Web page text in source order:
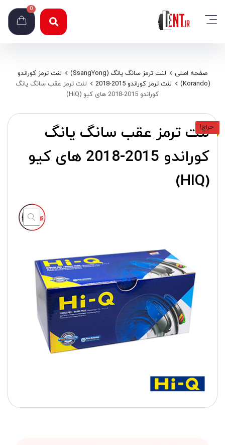
0
صفحه اصلی لنت ترمز سانگ یانگ (SsangYong)
لنت ترمز کوراندو
(Korando)
لنت ترمز کوراندو 2015-2018
لنت ترمز عقب سانگ یانگ
کوراندو 2015-2018 های کیو (HiQ)
لنت ترمز عقب سانگ یانگ
کوراندو 2015-2018 های کیو
(HIQ)
حراج!